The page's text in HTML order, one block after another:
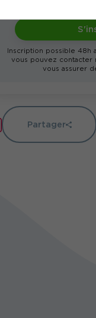
Inscription possible 48h
vous pouvez contacter
vous assurer
Partager